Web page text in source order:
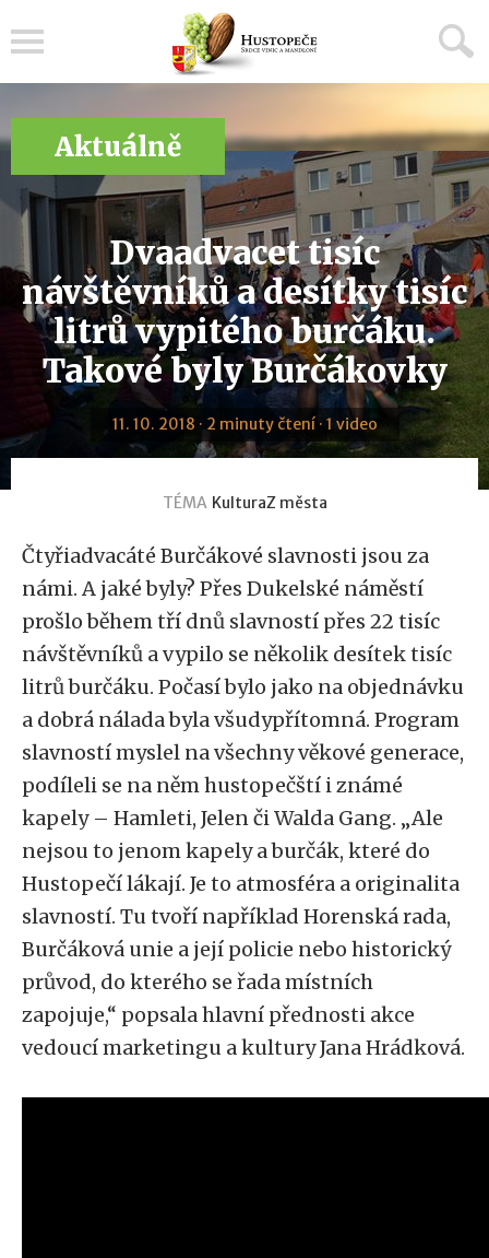
Aktuálně
Dvaadvacet tisíc
návštěvníků a desítky tisíc
litrů vypitého burčáku.
Takové byly Burčákovky
11. 10. 2018 · 2 minuty čtení · 1 video
TÉMA KulturaZ města
Čtyřiadvacáté Burčákové slavnosti jsou za
námi. A jaké byly? Přes Dukelské náměstí
prošlo během tří dnů slavností přes 22 tisíc
návštěvníků a vypilo se několik desítek tisíc
litrů burčáku. Počasí bylo jako na objednávku
a dobrá nálada byla všudypřítomná. Program
slavností myslel na všechny věkové generace,
podíleli se na něm hustopečští i známé
kapely – Hamleti, Jelen či Walda Gang. „Ale
nejsou to jenom kapely a burčák, které do
Hustopečí lákají. Je to atmosféra a originalita
slavností. Tu tvoří například Horenská rada,
Burčáková unie a její policie nebo historický
průvod, do kterého se řada místních
zapojuje,“ popsala hlavní přednosti akce
vedoucí marketingu a kultury Jana Hrádková.